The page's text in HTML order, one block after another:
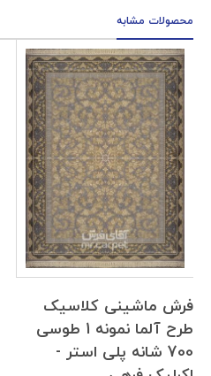
محصولات مشابه
فرش ماشینی کلاسیک
طرح آلما نمونه 1 طوسی
700 شانه پلی استر -